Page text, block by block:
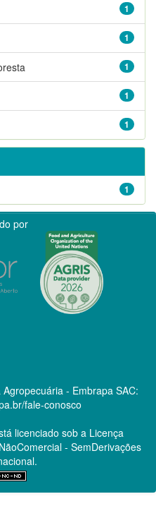
1
1
1
1
1
1
por
- Embrapa SAC:
fale-conosco
licenciado sob a Licença
- SemDerivações